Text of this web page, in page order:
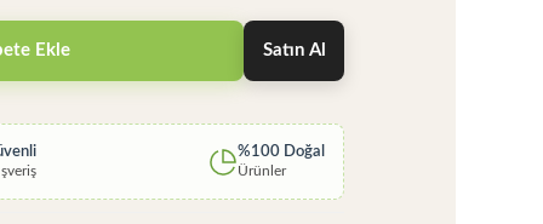
Ekle Satın Al
%100 Doğal
Ürünler